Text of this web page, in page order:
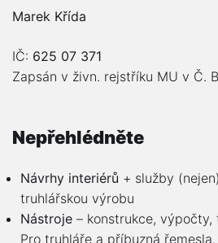
Marek Křída
IČ: 625 07 371
Zapsán v živn. rejstříku MU v Č.
Nepřehlédněte
Návrhy interiérů + služby
truhlářskou výrobu
Nástroje – konstrukce,
Pro truhláře a příbuzná řemesla.